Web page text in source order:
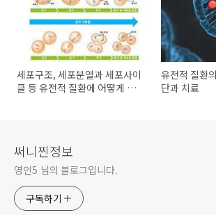
세포구조, 세포분열과 세포사이
클 등 유전적 질환에 어떻게 작
유전적 질환
단과 치료
써니찐정보
영인5 님의 블로그입니다.
구독하기